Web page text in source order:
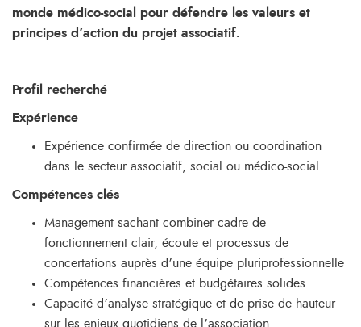
monde médico-social pour défendre les valeurs et
principes d’action du projet associatif.
Profil recherché
Expérience
Expérience confirmée de direction ou coordination
dans le secteur associatif, social ou médico-social.
Compétences clés
Management sachant combiner cadre de
fonctionnement clair, écoute et processus de
concertations auprès d’une équipe pluriprofessionnelle
Compétences financières et budgétaires solides
Capacité d’analyse stratégique et de prise de hauteur
sur les enjeux quotidiens de l’association